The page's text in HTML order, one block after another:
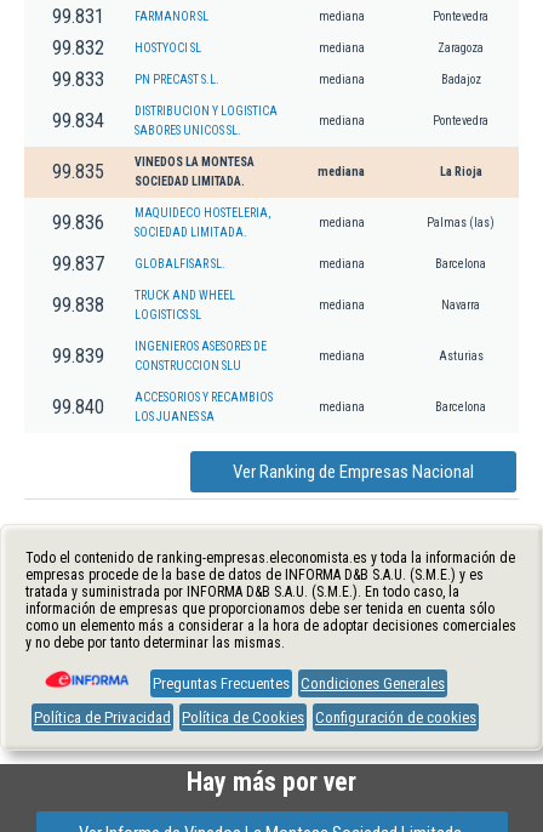
99.831 FARMANOR SL mediana Pontevedra
99.832 HOSTYOCI SL mediana Zaragoza
99.833 PN PRECAST S.L. mediana Badajoz
99.834
DISTRIBUCION Y LOGISTICA
SABORES UNICOS SL.
mediana Pontevedra
99.835
VINEDOS LA MONTESA
SOCIEDAD LIMITADA.
mediana La Rioja
99.836
MAQUIDECO HOSTELERIA,
SOCIEDAD LIMITADA.
mediana Palmas (las)
99.837 GLOBALFISAR SL. mediana Barcelona
99.838
TRUCK AND WHEEL
LOGISTICS SL
mediana Navarra
99.839
INGENIEROS ASESORES DE
CONSTRUCCION SLU
mediana Asturias
99.840
ACCESORIOS Y RECAMBIOS
LOS JUANES SA
mediana Barcelona
Ver Ranking de Empresas Nacional
Todo el contenido de ranking-empresas.eleconomista.es y toda la información de
empresas procede de la base de datos de INFORMA D&B S.A.U. (S.M.E.) y es
tratada y suministrada por INFORMA D&B S.A.U. (S.M.E.). En todo caso, la
información de empresas que proporcionamos debe ser tenida en cuenta sólo
como un elemento más a considerar a la hora de adoptar decisiones comerciales
y no debe por tanto determinar las mismas.
Preguntas Frecuentes Condiciones Generales
Política de Privacidad
Política de Cookies Configuración de cookies
Hay más por ver